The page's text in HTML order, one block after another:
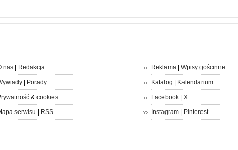
nas| Redakcja
| Porady
& cookies
serwisu RSS
Reklama| Wpisy gościnne
Katalog Kalendarium
Facebook| X
Instagram| Pinterest